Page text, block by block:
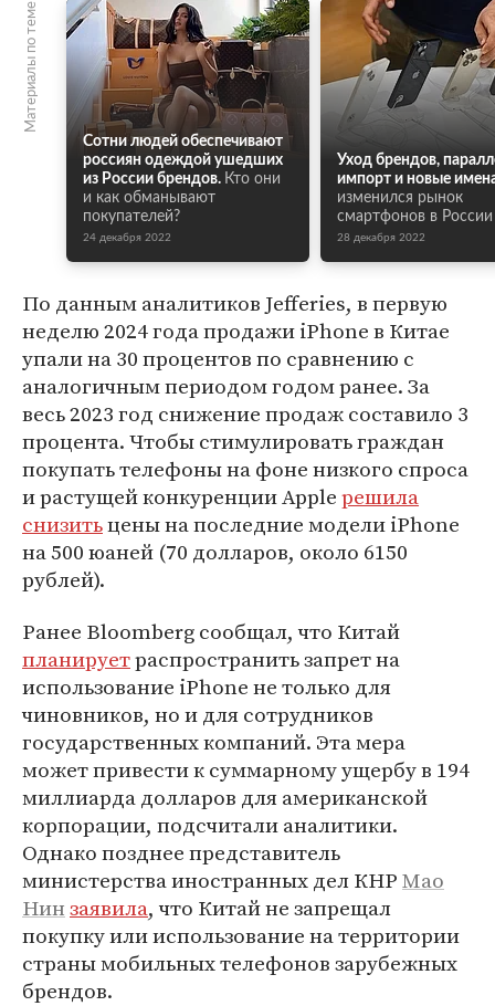
Материалы по теме
Сотни людей обеспечивают
россиян одеждой ушедших
из России брендов. Кто они
и как обманывают
покупателей?
24 декабря 2022
Уход брендов,
импорт и новые
изменился рынок
смартфонов в России
28 декабря 2022
По данным аналитиков Jefferies, в первую
неделю 2024 года продажи iPhone в Китае
упали на 30 процентов по сравнению с
аналогичным периодом годом ранее. За
весь 2023 год снижение продаж составило 3
процента. Чтобы стимулировать граждан
покупать телефоны на фоне низкого спроса
и растущей конкуренции Appleрешила
снизитьцены на последние модели iPhone
на 500 юаней (70 долларов, около 6150
рублей).
Ранее Bloomberg сообщал, что Китай
планируетраспространить запрет на
использование iPhone не только для
чиновников, но и для сотрудников
государственных компаний. Эта мера
может привести к суммарному ущербу в 194
миллиарда долларов для американской
корпорации, подсчитали аналитики.
Однако позднее представитель
министерства иностранных дел КНРМао
Нинзаявила, что Китай не запрещал
покупку или использование на территории
страны мобильных телефонов зарубежных
брендов.